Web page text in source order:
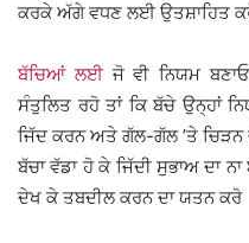
ਕਰਕੇ ਅੱਗੇ ਵਧਣ ਲਈ ਉਤਸ਼ਾਹਿਤ
ਬੱਚਿਆਂ ਲਈਜੋ ਵੀ ਨਿਯਮ
ਸੰਤੁਲਿਤ ਰਹੋ ਤਾਂ ਕਿ ਬੱਚੇ ਉਨ੍ਹਾਂ
ਜਿੱਦ ਕਰਨ ਅਤੇ ਗੱਲ-ਗੱਲ ’ਤੇ
ਬੱਚਾ ਵੱਡਾ ਹੋ ਕੇ ਜਿੱਦੀ ਸੁਭਾਅ ਦਾ
ਦੇਖ ਕੇ ਤਬਦੀਲ ਕਰਨ ਦਾ ਯਤਨ ਕਰੋ